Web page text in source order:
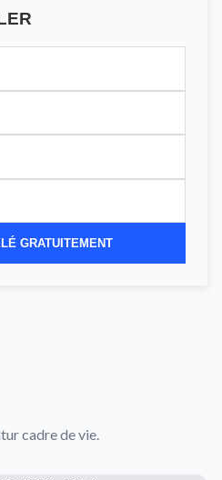
GRATUITEMENT
cadre de vie.